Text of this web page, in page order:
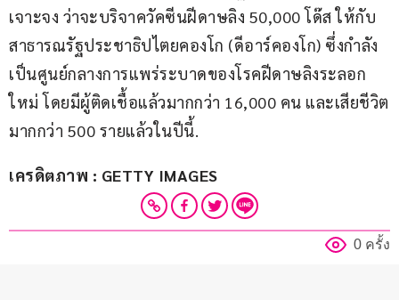
เจาะจง ว่าจะบริจาควัคซีนฝีดาษลิง 50,000 โด๊ส ให้กับ
สาธารณรัฐประชาธิปไตยคองโก (ดีอาร์คองโก) ซึ่งกำลัง
เป็นศูนย์กลางการแพร่ระบาดของโรคฝีดาษลิงระลอก
ใหม่ โดยมีผู้ติดเชื้อแล้วมากกว่า 16,000 คน และเสียชีวิต
มากกว่า 500 รายแล้วในปีนี้.
เครดิตภาพ : GETTY IMAGES
0 ครั้ง